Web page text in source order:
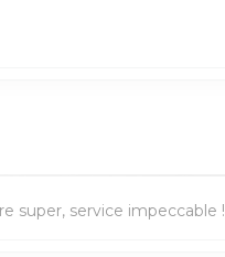
super, service impeccable !